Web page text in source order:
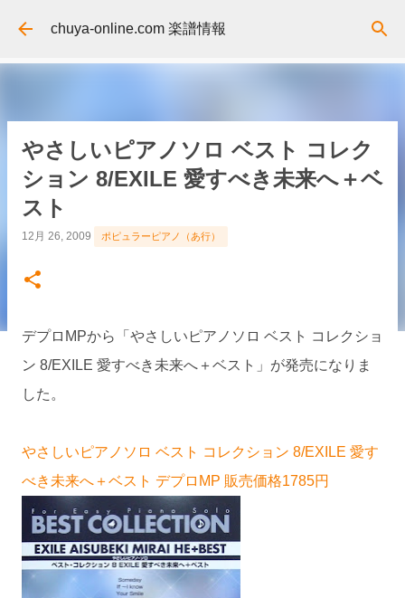
スキップしてメイン コンテンツに移動
chuya-online.com 楽譜情報
やさしいピアノソロ ベスト コレク
ション 8/EXILE 愛すべき未来へ＋ベ
スト
12月 26, 2009 ポピュラーピアノ（あ行）
デプロMPから「やさしいピアノソロ ベスト コレクショ
ン 8/EXILE 愛すべき未来へ＋ベスト」が発売になりま
した。
やさしいピアノソロ ベスト コレクション 8/EXILE 愛す
べき未来へ＋ベスト デプロMP 販売価格1785円